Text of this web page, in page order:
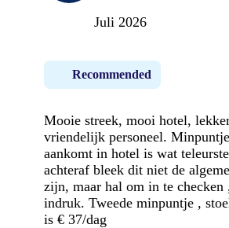
Juli 2026
Recommended
Mooie streek, mooi hotel,
vriendelijk personeel.
aankomt in hotel is wat
achteraf bleek dit niet de
zijn, maar hal om in te checken
indruk. Tweede minpuntje ,
is € 37/dag